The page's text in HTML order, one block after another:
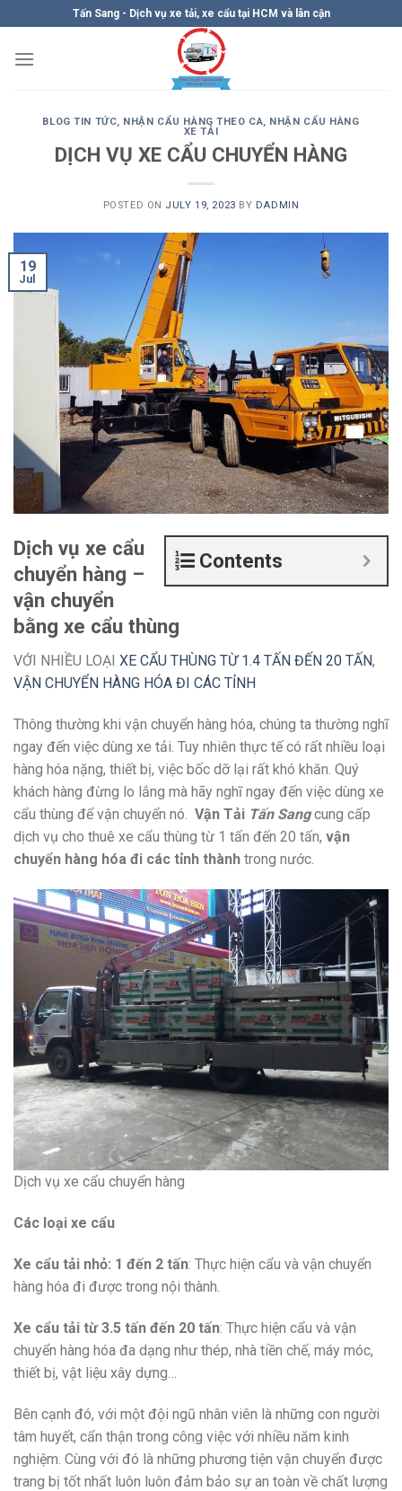
content
Tấn Sang - Dịch vụ xe tải, xe cẩu tại HCM và lân cận
BLOG TIN TỨC, NHẬN CẨU HÀNG THEO CA, NHẬN CẨU HÀNG
XE TẢI
DỊCH VỤ XE CẨU CHUYỂN HÀNG
POSTED ON JULY 19, 2023 BY DADMIN
19
Jul
Contents
Dịch vụ xe cẩu
chuyển hàng –
vận chuyển
bằng xe cẩu thùng
VỚI NHIỀU LOẠI XE CẨU THÙNG TỪ 1.4 TẤN ĐẾN 20 TẤN,
VẬN CHUYỂN HÀNG HÓA ĐI CÁC TỈNH
Thông thường khi vận chuyển hàng hóa, chúng ta thường nghĩ
ngay đến việc dùng xe tải. Tuy nhiên thực tế có rất nhiều loại
hàng hóa nặng, thiết bị, việc bốc dỡ lại rất khó khăn. Quý
khách hàng đừng lo lắng mà hãy nghĩ ngay đến việc dùng xe
cẩu thùng để vận chuyển nó. Vận Tải Tấn Sangcung cấp
dịch vụ cho thuê xe cẩu thùng từ 1 tấn đến 20 tấn, vận
chuyển hàng hóa đi các tỉnh thành trong nước.
Dịch vụ xe cẩu chuyển hàng
Các loại xe cẩu
Xe cẩu tải nhỏ: 1 đến 2 tấn: Thực hiện cẩu và vận chuyển
hàng hóa đi được trong nội thành.
Xe cẩu tải từ 3.5 tấn đến 20 tấn: Thực hiện cẩu và vận
chuyển hàng hóa đa dạng như thép, nhà tiền chế, máy móc,
thiết bị, vật liệu xây dựng…
Bên cạnh đó, với một đội ngũ nhân viên là những con người
tâm huyết, cẩn thận trong công việc với nhiều năm kinh
nghiệm. Cùng với đó là những phương tiện vận chuyển được
trang bị tốt nhất luôn luôn đảm bảo sự an toàn về chất lượng